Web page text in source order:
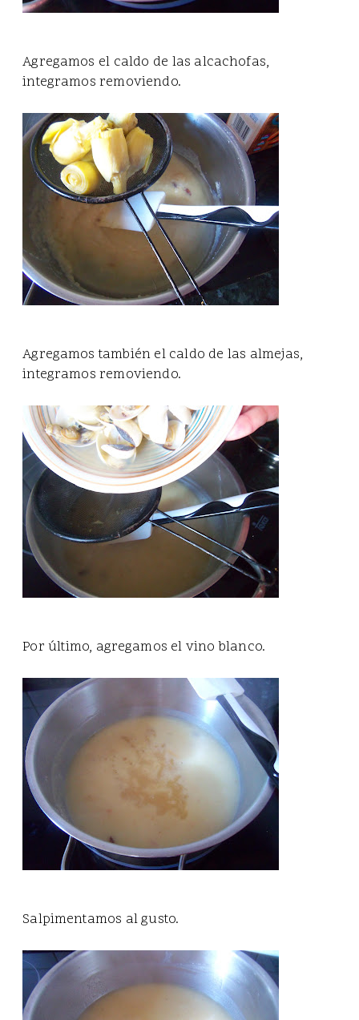
Agregamos el caldo de las alcachofas,
integramos removiendo.
Agregamos también el caldo de las almejas,
integramos removiendo.
Por último, agregamos el vino blanco.
Salpimentamos al gusto.